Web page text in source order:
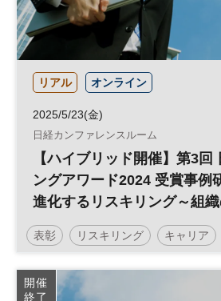
リアル オンライン
2025/5/23(金)
日経カンファレンスルーム
【ハイブリッド開催】第3回
ングアワード2024 受賞事例
進化するリスキリング～組
課題解決を目指す仕組み～
表彰 リスキリング キャリア
参加無料
開催
終了